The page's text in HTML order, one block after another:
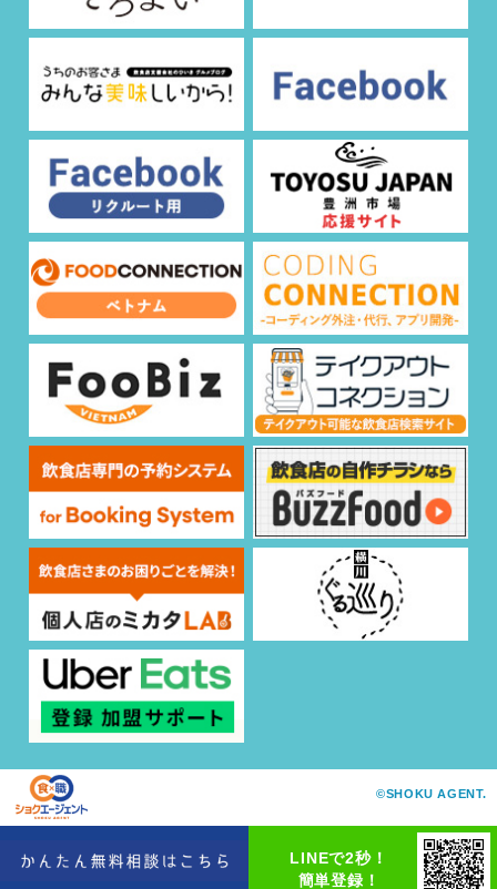
LINEで2秒！
簡単登録！
©SHOKU AGENT.